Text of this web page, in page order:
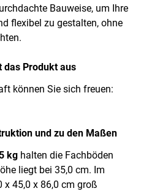
Bauweise, um Ihre
flexibel zu gestalten, ohne
das Produkt aus
können Sie sich freuen:
und zu den Maßen
kg halten die Fachböden
liegt bei 35,0 cm. Im
x 45,0 x 86,0 cm groß